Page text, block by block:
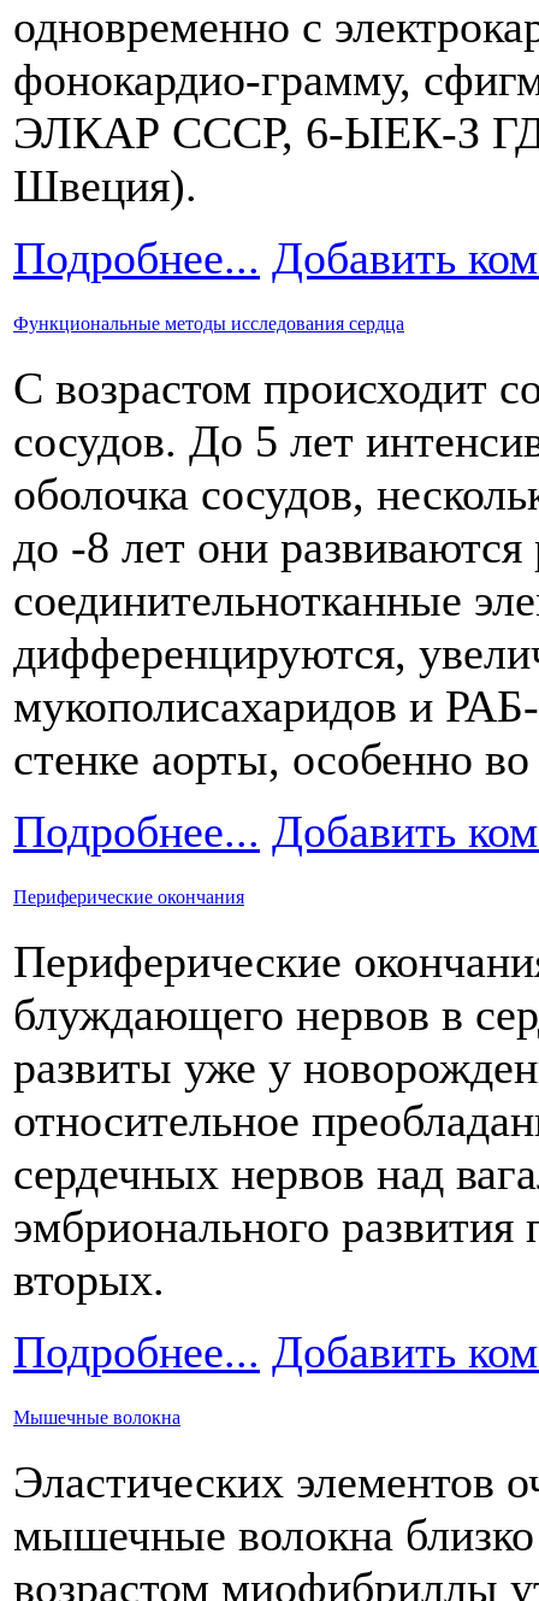
одновременно с
фонокардио-грамму,
ЭЛКАР СССР, 6-ЫЕК-З
Швеция).
Подробнее... Добавить
Функциональные методы исследования сердца
С возрастом происходит
сосудов. До 5 лет
оболочка сосудов,
до -8 лет они
соединительнотканные
дифференцируются,
мукополисахаридов и
стенке аорты, особенно
Подробнее... Добавить
Периферические окончания
Периферические
блуждающего нервов в
развиты уже у
относительное
сердечных нервов над
эмбрионального
вторых.
Подробнее... Добавить
Мышечные волокна
Эластических элементов
мышечные волокна
возрастом миофибриллы